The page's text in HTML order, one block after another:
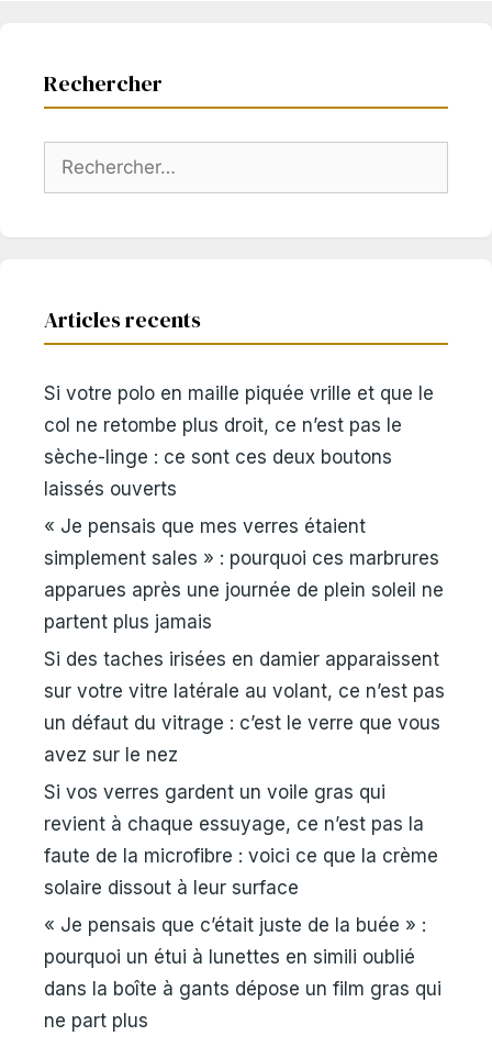
Rechercher
Rechercher :
Articles recents
Si votre polo en maille piquée vrille et que le
col ne retombe plus droit, ce n’est pas le
sèche-linge : ce sont ces deux boutons
laissés ouverts
« Je pensais que mes verres étaient
simplement sales » : pourquoi ces marbrures
apparues après une journée de plein soleil ne
partent plus jamais
Si des taches irisées en damier apparaissent
sur votre vitre latérale au volant, ce n’est pas
un défaut du vitrage : c’est le verre que vous
avez sur le nez
Si vos verres gardent un voile gras qui
revient à chaque essuyage, ce n’est pas la
faute de la microfibre : voici ce que la crème
solaire dissout à leur surface
« Je pensais que c’était juste de la buée » :
pourquoi un étui à lunettes en simili oublié
dans la boîte à gants dépose un film gras qui
ne part plus